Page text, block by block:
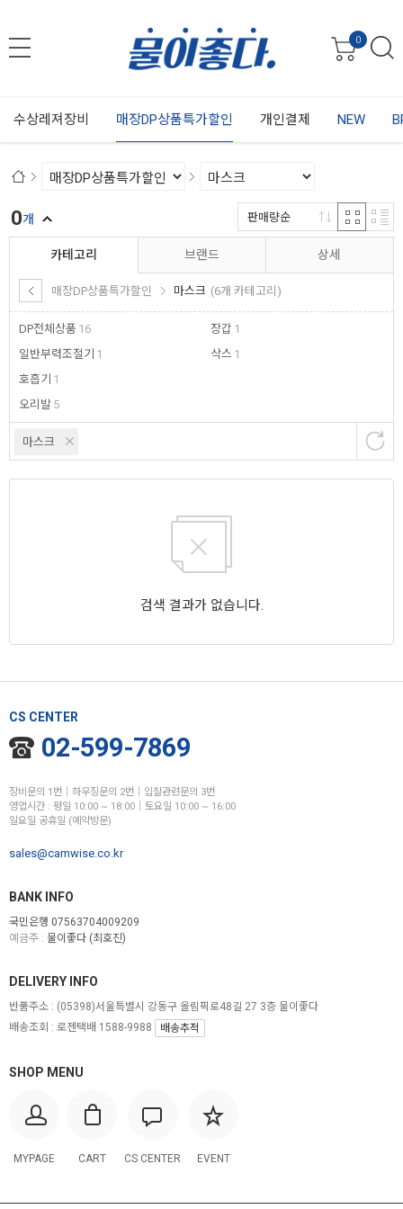
0
수상레져장비 매장DP상품특가할인 개인결제 NEW
카테고리
매장DP상품특가할인 마스크 (6개 카테고리)
DP전체상품 16
일반부력조절기 1
호흡기 1
오리발 5
장갑 1
삭스 1
브랜드 상세
마스크
0개 판매량순
검색 결과가 없습니다.
CS CENTER
02-599-7869
장비문의 1번│하우징문의 2번│입찰관련문의 3번
영업시간 : 평일 10:00 ~ 18:00│토요일 10:00 ~ 16:00
일요일 공휴일 (예약방문)
sales@camwise.co.kr
BANK INFO
국민은행 07563704009209
예금주 : 물이좋다 (최호진)
SHOP MENU
MYPAGE CART CS CENTER EVENT
DELIVERY INFO
반품주소 : (05398)서울특별시 강동구 올림픽로48길 27 3층 물이좋다
배송조회 : 로젠택배 1588-9988
배송추적